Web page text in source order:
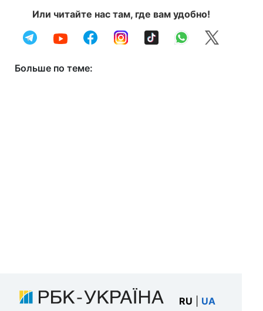
Или читайте нас там, где вам удобно!
Больше по теме:
RU UA